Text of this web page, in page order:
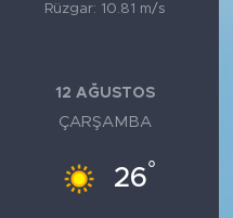
Rüzgar: 10.81 m/s
12 AĞUSTOS
ÇARŞAMBA
26°